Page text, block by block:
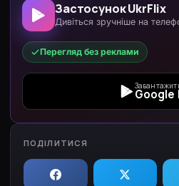
Застосунок UkrFlix
Дивіться зручніше на
Перегляд без реклами
Google
ПОДІЛИТИСЯ